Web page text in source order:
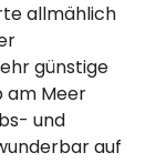
allmählich
günstige
am Meer
und
auf